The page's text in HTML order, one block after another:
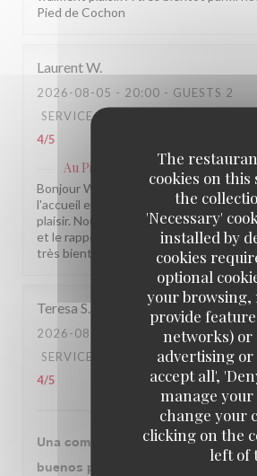
The
cookies on
the
'Necessary'
installed by
cookies
optional
your browsing,
provide
networks) or
advertising
accept all',
manage your
change your
clicking on the
left of
Pied de Cochon
LaurentW
2026-08-05 - 20:00 - GUESTS 2
SERVICE:
4/5
Au Pied de Cochon has replied to
Bonjour Witt, Merci pour ce beau
l'accueil et l'ambiance vous ont
plaisir. Nous prenons note de vos
et le rapport qualité-prix pour
très bientôt parmi nous ! L'équipe du
Teresa S
2026-08-05
- 13:00 - GUESTS 3
SERVICE
AMBIANCE: 4/5
4/5
Una comida excelente en un sitio
buenos profesionales,